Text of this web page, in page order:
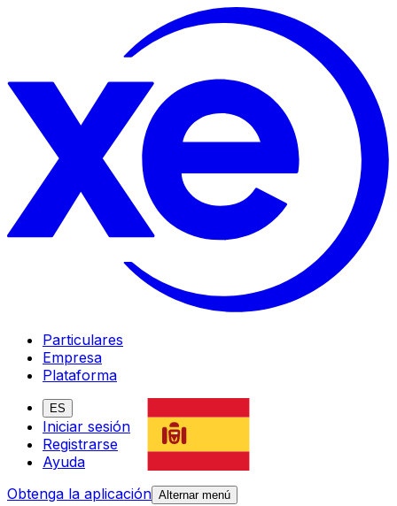
Particulares
Empresa
Plataforma
ES
Iniciar sesión
Registrarse
Ayuda
Obtenga la aplicación Alternar menú